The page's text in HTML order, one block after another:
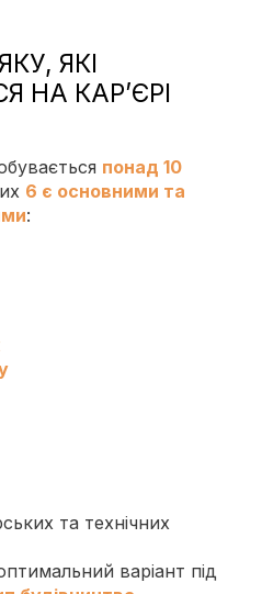
ЯКІ
НА КАР’ЄРІ
понад 10
6 є основними та
:
та технічних
варіант під